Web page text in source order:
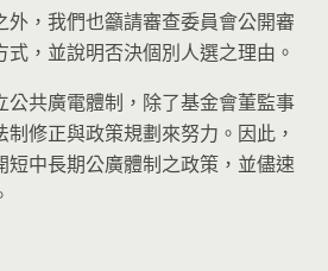
外，我們也籲請審查委員會公開審
，並說明否決個別人選之理由。
公共廣電體制，除了基金會董監事
修正與政策規劃來努力。因此，
短中長期公廣體制之政策，並儘速